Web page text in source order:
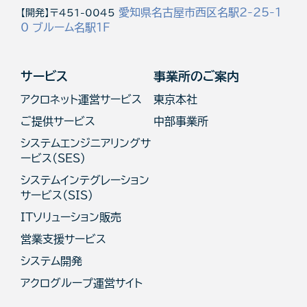
【開発】〒451-0045 愛知県名古屋市西区名駅2-25-1
0 ブルーム名駅1F
サービス
アクロネット運営サービス
ご提供サービス
システムエンジニアリングサ
ービス(SES)
システムインテグレーション
サービス（SIS）
ITソリューション販売
営業支援サービス
システム開発
アクログループ運営サイト
事業所のご案内
東京本社
中部事業所